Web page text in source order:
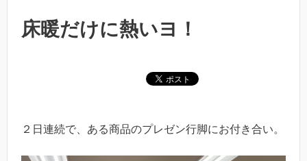
床暖だけに熱いヨ！
２日連続で、ある商品のプレゼン行脚にお付き合い。